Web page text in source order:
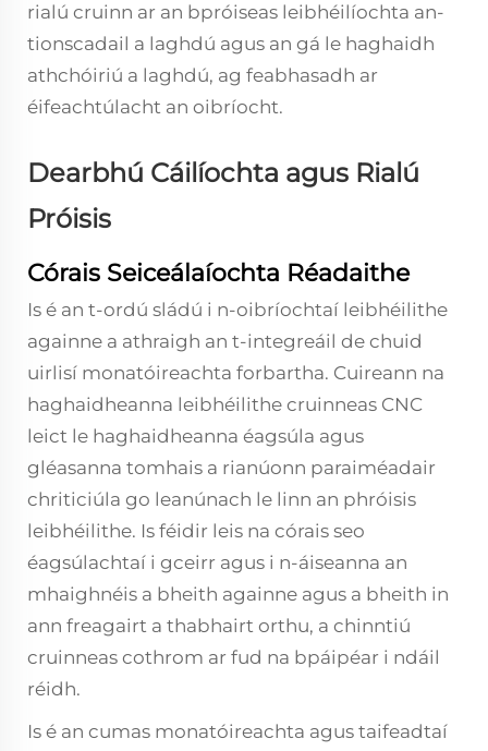
rialú cruinn ar an bpróiseas leibhéilíochta an-
tionscadail a laghdú agus an gá le haghaidh
athchóiriú a laghdú, ag feabhasadh ar
éifeachtúlacht an oibríocht.
Dearbhú Cáilíochta agus Rialú
Próisis
Córais Seiceálaíochta Réadaithe
Is é an t-ordú sládú i n-oibríochtaí leibhéilithe
againne a athraigh an t-integreáil de chuid
uirlisí monatóireachta forbartha. Cuireann na
haghaidheanna leibhéilithe cruinneas CNC
leict le haghaidheanna éagsúla agus
gléasanna tomhais a rianúonn paraiméadair
chriticiúla go leanúnach le linn an phróisis
leibhéilithe. Is féidir leis na córais seo
éagsúlachtaí i gceirr agus i n-áiseanna an
mhaighnéis a bheith againne agus a bheith in
ann freagairt a thabhairt orthu, a chinntiú
cruinneas cothrom ar fud na bpáipéar i ndáil
réidh.
Is é an cumas monatóireachta agus taifeadtaí